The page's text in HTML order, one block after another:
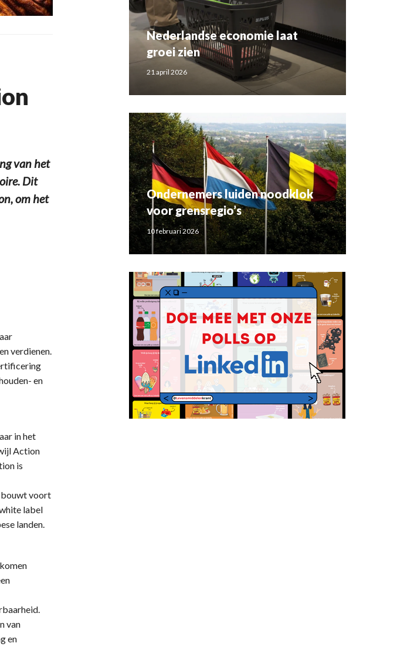
van het
Dit
om het
verdienen.
en
in het
Action
is
bouwt voort
label
landen.
van
en
Nederlandse economie laat
groei zien
21 april 2026
Ondernemers luiden noodklok
voor grensregio’s
10 februari 2026